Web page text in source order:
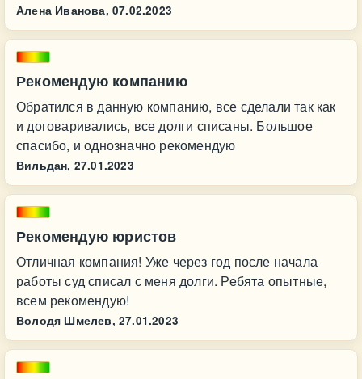
Алена Иванова, 07.02.2023
Рекомендую компанию
Обратился в данную компанию, все сделали так как
и договаривались, все долги списаны. Большое
спасибо, и однозначно рекомендую
Вильдан, 27.01.2023
Рекомендую юристов
Отличная компания! Уже через год после начала
работы суд списал с меня долги. Ребята опытные,
всем рекомендую!
Володя Шмелев, 27.01.2023